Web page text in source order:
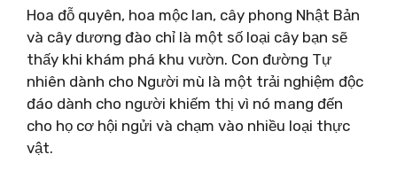
Hoa đỗ quyên, hoa mộc lan, cây phong Nhật Bản
và cây dương đào chỉ là một số loại cây bạn sẽ
thấy khi khám phá khu vườn. Con đường Tự
nhiên dành cho Người mù là một trải nghiệm độc
đáo dành cho người khiếm thị vì nó mang đến
cho họ cơ hội ngửi và chạm vào nhiều loại thực
vật.